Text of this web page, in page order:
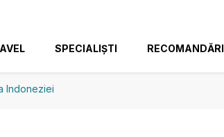
SPECIALIȘTI RECOMANDĂRI
Indoneziei